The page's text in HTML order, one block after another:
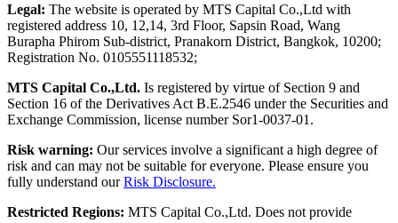
Legal: The website is operated by MTS Capital Co.,Ltd with
registered address 10, 12,14, 3rd Floor, Sapsin Road, Wang
Burapha Phirom Sub-district, Pranakorn District, Bangkok, 10200;
Registration No. 0105551118532;
MTS Capital Co.,Ltd. Is registered by virtue of Section 9 and
Section 16 of the Derivatives Act B.E.2546 under the Securities and
Exchange Commission, license number Sor1-0037-01.
Risk warning: Our services involve a significant a high degree of
risk and can may not be suitable for everyone. Please ensure you
fully understand ourRisk Disclosure.
Restricted Regions: MTS Capital Co.,Ltd. Does not provide